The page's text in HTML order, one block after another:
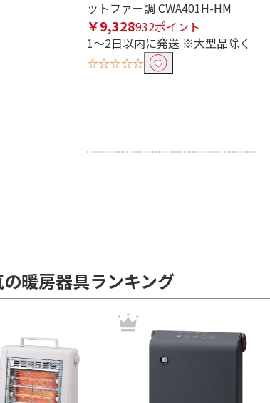
ットファー調 CWA401H-HM
￥9,328932ポイント
1～2日以内に発送 ※大型品除く
☆☆☆☆☆
の暖房器具ランキング